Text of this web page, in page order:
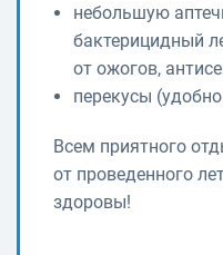
небольшую
бактерицидный
от ожогов,
перекусы
Всем приятного
от проведенного
здоровы!